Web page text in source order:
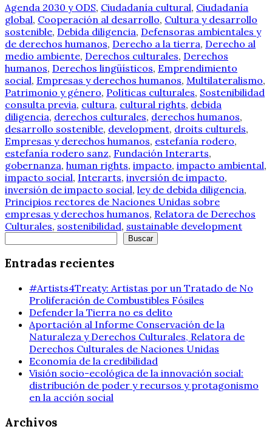
Agenda 2030 y ODS, Ciudadanía cultural, Ciudadanía
global, Cooperación al desarrollo, Cultura y desarrollo
sostenible, Debida diligencia, Defensoras ambientales y
de derechos humanos, Derecho a la tierra, Derecho al
medio ambiente, Derechos culturales, Derechos
humanos, Derechos lingüísticos, Emprendimiento
social, Empresas y derechos humanos, Multilateralismo,
Patrimonio y género, Políticas culturales, Sostenibilidad
consulta previa, cultura, cultural rights, debida
diligencia, derechos culturales, derechos humanos,
desarrollo sostenible, development, droits culturels,
Empresas y derechos humanos, estefanía rodero,
estefanía rodero sanz, Fundación Interarts,
gobernanza, human rights, impacto, impacto ambiental,
impacto social, Interarts, inversión de impacto,
inversión de impacto social, ley de debida diligencia,
Principios rectores de Naciones Unidas sobre
empresas y derechos humanos, Relatora de Derechos
Culturales, sostenibilidad, sustainable development
Buscar
Entradas recientes
#Artists4Treaty: Artistas por un Tratado de No
Proliferación de Combustibles Fósiles
Defender la Tierra no es delito
Aportación al Informe Conservación de la
Naturaleza y Derechos Culturales, Relatora de
Derechos Culturales de Naciones Unidas
Economía de la credibilidad
Visión socio-ecológica de la innovación social:
distribución de poder y recursos y protagonismo
en la acción social
Archivos